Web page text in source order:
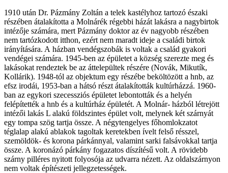
1910 után Dr. Pázmány Zoltán a telek kastélyhoz tartozó északi
részében átalakította a Molnárék régebbi házát lakásra a nagybirtok
intézője számára, mert Pázmány doktor az év nagyobb részében
nem tartózkodott itthon, ezért nem maradt ideje a családi birtok
irányítására. A házban vendégszobák is voltak a család gyakori
vendégei számára. 1945-ben az épületet a község szerezte meg és
lakásokat rendeztek be az áttelepültek részére (Novák, Mikutík,
Kollárik). 1948-tól az objektum egy részébe beköltözött a hnb, az
efsz irodái, 1953-ban a hátsó részt átalakították kultúrházzá. 1960-
ban az egykori szecessziós épületet lebontották és a helyén
felépítették a hnb és a kultúrház épületét. A Molnár- házból létrejött
intézői lakás L alakú földszintes épület volt, melynek két szárnyát
egy tompa szög tartja össze. A négytengelyes főhomlokzatot
téglalap alakú ablakok tagoltak keretekben ívelt felső résszel,
szemöldök- és korona párkánnyal, valamint sarki falsávokkal tartja
össze. A koronázó párkány fogazatos díszítésű volt. A rövidebb
szárny pilléres nyitott folyosója az udvarra nézett. Az oldalszárnyon
nem voltak építészeti jellegzetességek.